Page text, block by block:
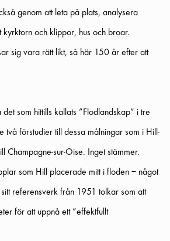
genom att leta på plats, analysera
kyrktorn och klippor, hus och broar.
sig vara rätt likt, så här 150 år efter att
som hittills kallats ”Flodlandskap” i tre
två förstudier till dessa målningar som i Hill-
Champagne-sur-Oise. Inget stämmer.
som Hill placerade mitt i floden – något
referensverk från 1951 tolkar som att
för att uppnå ett ”effektfullt